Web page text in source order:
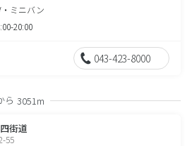
・ミニバン
20:00
043-423-8000
ら 3051m
街道
55